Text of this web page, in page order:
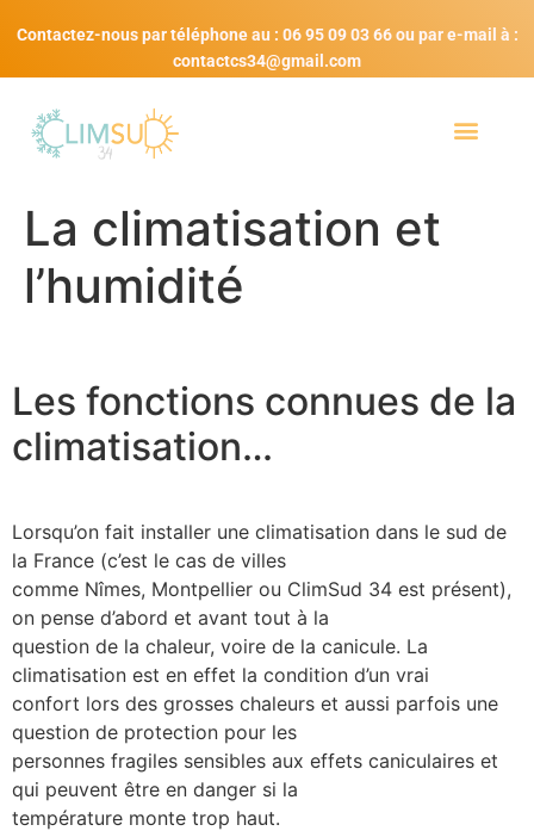
Contactez-nous par téléphone au : 06 95 09 03 66 ou par e-mail à :
contactcs34@gmail.com
La climatisation et
l’humidité
Les fonctions connues de la
climatisation…
Lorsqu’on fait installer une climatisation dans le sud de
la France (c’est le cas de villes
comme Nîmes, Montpellier ou ClimSud 34 est présent),
on pense d’abord et avant tout à la
question de la chaleur, voire de la canicule. La
climatisation est en effet la condition d’un vrai
confort lors des grosses chaleurs et aussi parfois une
question de protection pour les
personnes fragiles sensibles aux effets caniculaires et
qui peuvent être en danger si la
température monte trop haut.